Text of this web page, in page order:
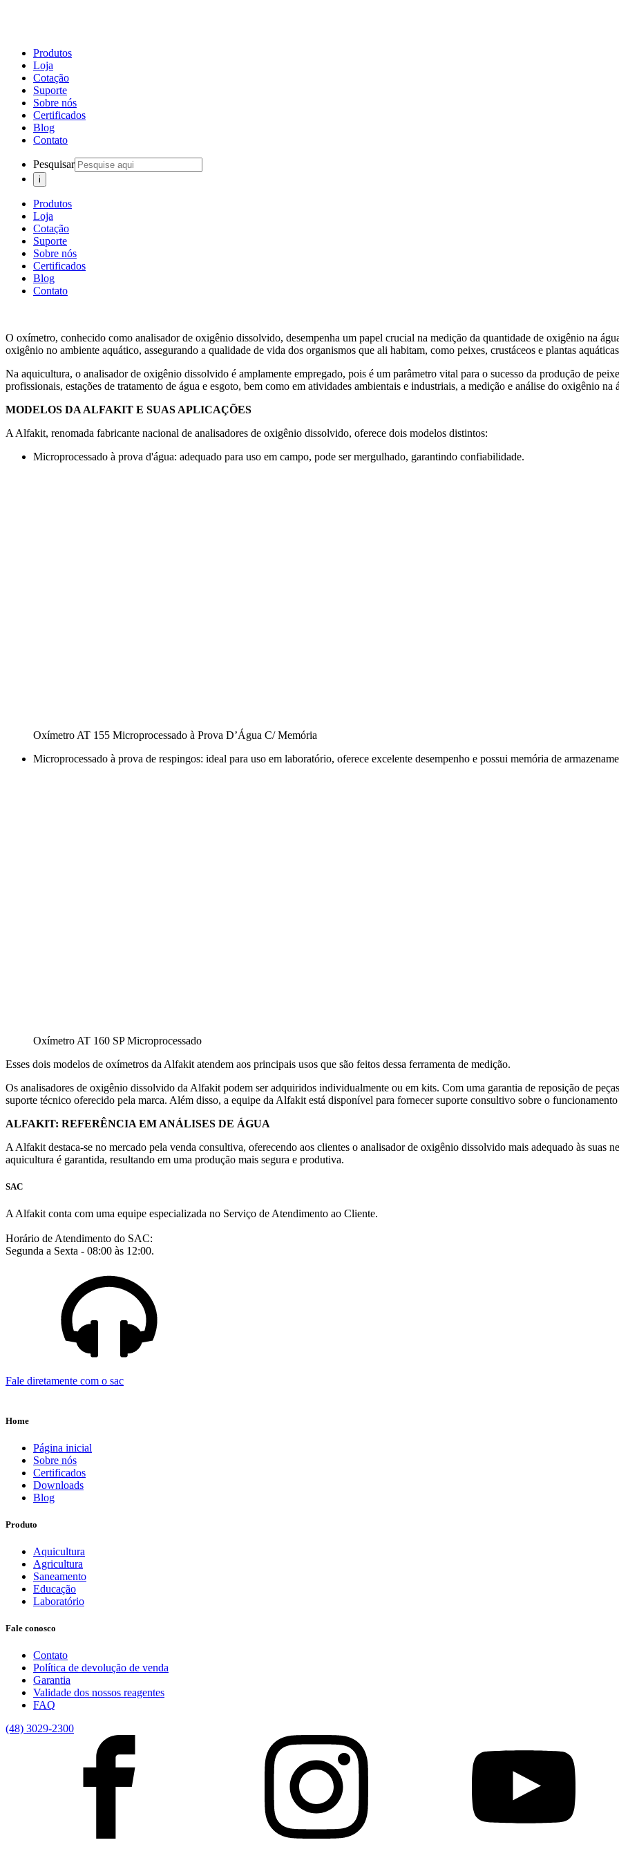
Produtos
Loja
Cotação
Suporte
Sobre nós
Certificados
Blog
Contato
Pesquisar
Produtos
Loja
Cotação
Suporte
Sobre nós
Certificados
Blog
Contato
O oxímetro, conhecido como analisador de oxigênio dissolvido, desempenha um papel crucial na medição da quantidade de oxigênio na
oxigênio no ambiente aquático, assegurando a qualidade de vida dos organismos que ali habitam, como peixes, crustáceos e plantas
Na aquicultura, o analisador de oxigênio dissolvido é amplamente empregado, pois é um parâmetro vital para o sucesso da produção de
profissionais, estações de tratamento de água e esgoto, bem como em atividades ambientais e industriais, a medição e análise do oxigênio na
MODELOS DA ALFAKIT E SUAS APLICAÇÕES
A Alfakit, renomada fabricante nacional de analisadores de oxigênio dissolvido, oferece dois modelos distintos:
Microprocessado à prova d'água: adequado para uso em campo, pode ser mergulhado, garantindo confiabilidade.
Oxímetro AT 155 Microprocessado à Prova D’Água C/ Memória
Microprocessado à prova de respingos: ideal para uso em laboratório, oferece excelente desempenho e possui memória de
Oxímetro AT 160 SP Microprocessado
Esses dois modelos de oxímetros da Alfakit atendem aos principais usos que são feitos dessa ferramenta de medição.
Os analisadores de oxigênio dissolvido da Alfakit podem ser adquiridos individualmente ou em kits. Com uma garantia de reposição de
suporte técnico oferecido pela marca. Além disso, a equipe da Alfakit está disponível para fornecer suporte consultivo sobre o funcionamento
ALFAKIT: REFERÊNCIA EM ANÁLISES DE ÁGUA
A Alfakit destaca-se no mercado pela venda consultiva, oferecendo aos clientes o analisador de oxigênio dissolvido mais adequado às suas
aquicultura é garantida, resultando em uma produção mais segura e produtiva.
SAC
A Alfakit conta com uma equipe especializada no Serviço de Atendimento ao Cliente.
Horário de Atendimento do SAC:
Segunda a Sexta - 08:00 às 12:00.
Fale diretamente com o sac
Home
Página inicial
Sobre nós
Certificados
Downloads
Blog
Produto
Aquicultura
Agricultura
Saneamento
Educação
Laboratório
Fale conosco
Contato
Política de devolução de venda
Garantia
Validade dos nossos reagentes
FAQ
(48) 3029-2300